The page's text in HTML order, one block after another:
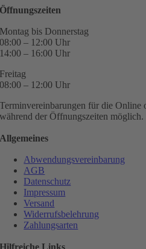
Öffnungszeiten
Montag bis Donnerstag
08:00 – 12:00 Uhr
14:00 – 16:00 Uhr
Freitag
08:00 – 12:00 Uhr
Terminvereinbarungen für die Online
während der Öffnungszeiten möglich.
Allgemeines
Abwendungsvereinbarung
AGB
Datenschutz
Impressum
Versand
Widerrufsbelehrung
Zahlungsarten
Hilfreiche Links